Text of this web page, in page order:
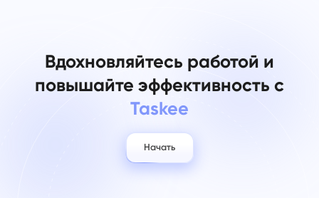
Вдохновляйтесь работой и
повышайте эффективность с
Taskee
Начать